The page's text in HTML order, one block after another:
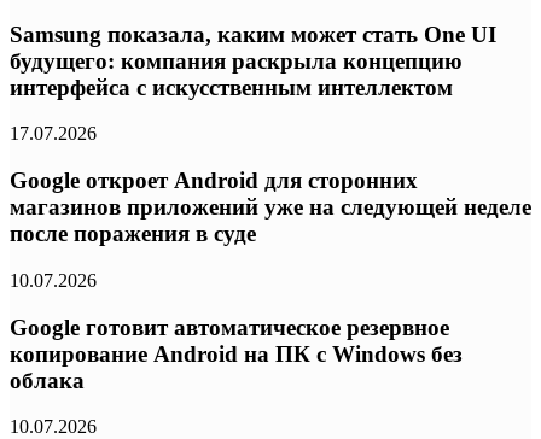
Samsung показала, каким может стать One UI
будущего: компания раскрыла концепцию
интерфейса с искусственным интеллектом
17.07.2026
Google откроет Android для сторонних
магазинов приложений уже на следующей неделе
после поражения в суде
10.07.2026
Google готовит автоматическое резервное
копирование Android на ПК с Windows без
облака
10.07.2026